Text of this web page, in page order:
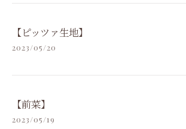
【ピッツァ生地】
2023/05/20
【前菜】
2023/05/19